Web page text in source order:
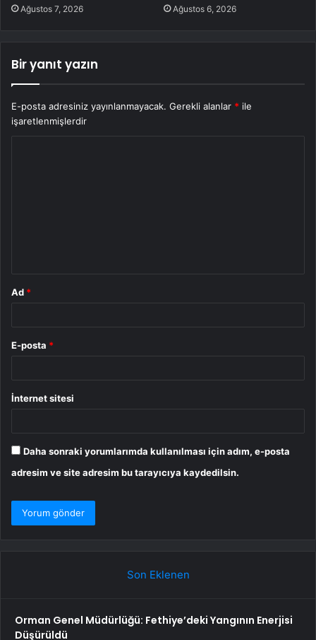
Ağustos 7, 2026 Ağustos 6, 2026
Bir yanıt yazın
E-posta adresiniz yayınlanmayacak. Gerekli alanlar * ile
işaretlenmişlerdir
Ad *
E-posta *
İnternet sitesi
Daha sonraki yorumlarımda kullanılması için adım, e-posta
adresim ve site adresim bu tarayıcıya kaydedilsin.
Son Eklenen
Orman Genel Müdürlüğü: Fethiye’deki Yangının Enerjisi
Düşürüldü